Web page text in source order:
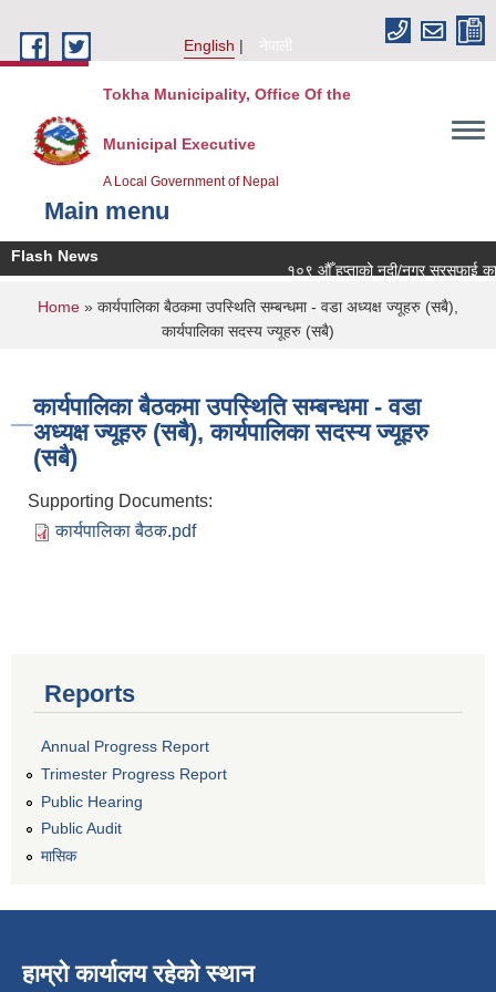
English
नेपाली
Tokha Municipality, Office Of the
Municipal Executive
A Local Government of Nepal
Main menu
Flash News
१०९ औँ हप्ताको नदी/नगर सरसफाई
You are here
Home » कार्यपालिका बैठकमा उपस्थिति सम्बन्धमा - वडा अध्यक्ष ज्यूहरु (सबै),
कार्यपालिका सदस्य ज्यूहरु (सबै)
कार्यपालिका बैठकमा उपस्थिति सम्बन्धमा - वडा
अध्यक्ष ज्यूहरु (सबै), कार्यपालिका सदस्य ज्यूहरु
(सबै)
Supporting Documents:
कार्यपालिका बैठक.pdf
Reports
Annual Progress Report
Trimester Progress Report
Public Hearing
Public Audit
मासिक
हाम्रो कार्यालय रहेको स्थान